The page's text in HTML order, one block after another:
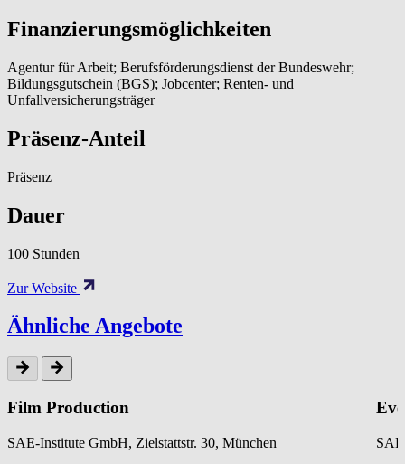
Finanzierungsmöglichkeiten
Agentur für Arbeit; Berufsförderungsdienst der Bundeswehr;
Bildungsgutschein (BGS); Jobcenter; Renten- und
Unfallversicherungsträger
Präsenz-Anteil
Präsenz
Dauer
100 Stunden
Zur Website
Ähnliche Angebote
Film Production
SAE-Institute GmbH, Zielstattstr. 30, München